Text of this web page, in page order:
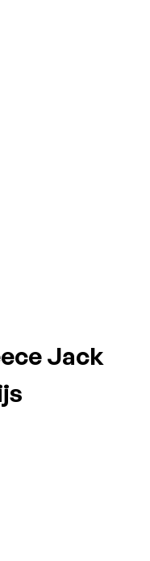
Jack